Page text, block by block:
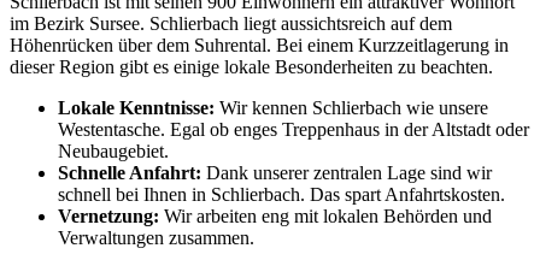
im Bezirk Sursee. Schlierbach liegt aussichtsreich auf dem
Höhenrücken über dem Suhrental. Bei einem Kurzzeitlagerung in
dieser Region gibt es einige lokale Besonderheiten zu beachten.
Lokale Kenntnisse: Wir kennen Schlierbach wie unsere
Westentasche. Egal ob enges Treppenhaus in der Altstadt oder
Neubaugebiet.
Schnelle Anfahrt: Dank unserer zentralen Lage sind wir
schnell bei Ihnen in Schlierbach. Das spart Anfahrtskosten.
Vernetzung: Wir arbeiten eng mit lokalen Behörden und
Verwaltungen zusammen.